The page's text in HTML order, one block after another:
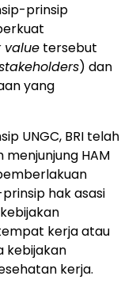
prinsip
value tersebut
) dan
yang
UNGC, BRI telah
HAM
hak asasi
kerja atau
kebijakan
kerja.